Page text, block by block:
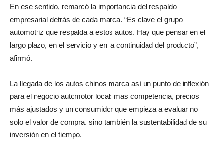
En ese sentido, remarcó la importancia del respaldo
empresarial detrás de cada marca. “Es clave el grupo
automotriz que respalda a estos autos. Hay que pensar en el
largo plazo, en el servicio y en la continuidad del producto”,
afirmó.
La llegada de los autos chinos marca así un punto de inflexión
para el negocio automotor local: más competencia, precios
más ajustados y un consumidor que empieza a evaluar no
solo el valor de compra, sino también la sustentabilidad de su
inversión en el tiempo.